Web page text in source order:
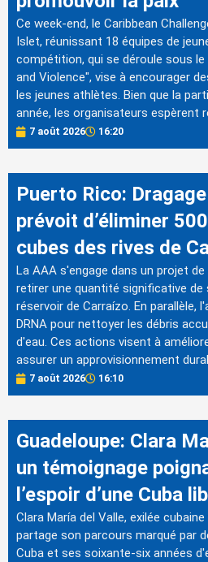
Ce week-end, le Caribbean
Islet, réunissant 18 équipes de
compétition, qui se déroule sous
and Violence", vise à encourager
les jeunes athlètes. Bien que la
année, les organisateurs espèrent
7 août 2026 16:20
Puerto Rico:
prévoit d’éliminer
cubes des rives de
La AAA s'engage dans un projet
retirer une quantité significative de
réservoir de Carraízo. En parallèle,
DRNA pour nettoyer les débris
d'eau. Ces actions visent à
assurer un approvisionnement
7 août 2026 16:10
Guadeloupe: Clara
un témoignage
l’espoir d’une Cuba
Clara María del Valle, exilée
partage son parcours marqué par
Cuba et ses soixante-six années